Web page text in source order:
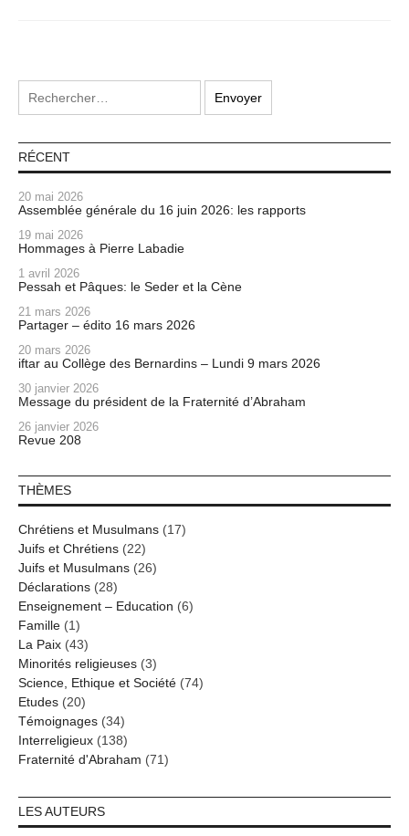
RÉCENT
20 mai 2026
Assemblée générale du 16 juin 2026: les rapports
19 mai 2026
Hommages à Pierre Labadie
1 avril 2026
Pessah et Pâques: le Seder et la Cène
21 mars 2026
Partager – édito 16 mars 2026
20 mars 2026
iftar au Collège des Bernardins – Lundi 9 mars 2026
30 janvier 2026
Message du président de la Fraternité d’Abraham
26 janvier 2026
Revue 208
THÈMES
Chrétiens et Musulmans (17)
Juifs et Chrétiens (22)
Juifs et Musulmans (26)
Déclarations (28)
Enseignement – Education (6)
Famille (1)
La Paix (43)
Minorités religieuses (3)
Science, Ethique et Société (74)
Etudes (20)
Témoignages (34)
Interreligieux (138)
Fraternité d'Abraham (71)
LES AUTEURS